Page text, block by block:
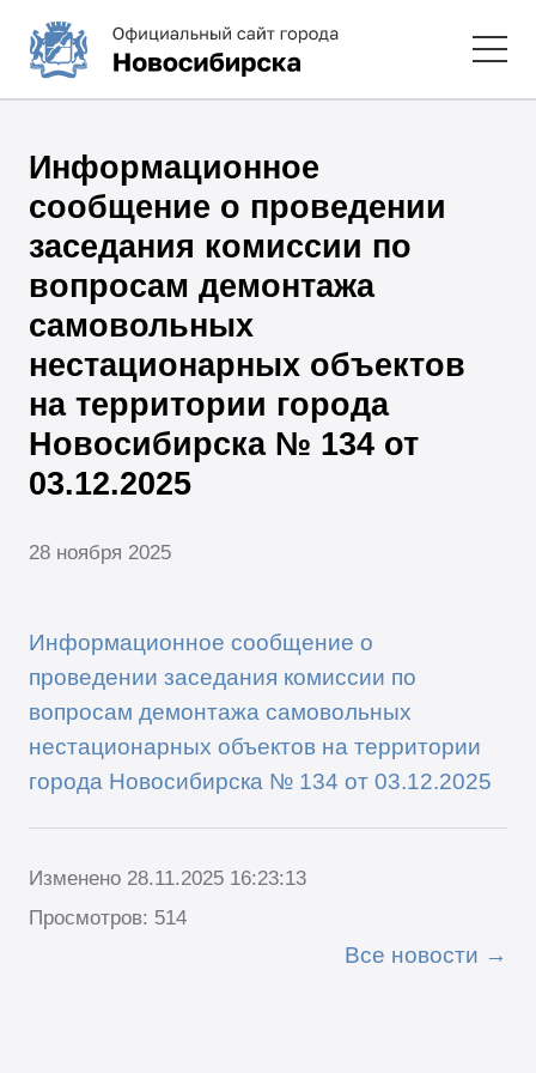
Информационное
сообщение о проведении
заседания комиссии по
вопросам демонтажа
самовольных
нестационарных объектов
на территории города
Новосибирска № 134 от
03.12.2025
28 ноября 2025
Информационное сообщение о
проведении заседания комиссии по
вопросам демонтажа самовольных
нестационарных объектов на территории
города Новосибирска № 134 от 03.12.2025
Изменено 28.11.2025 16:23:13
Просмотров: 514
Все новости